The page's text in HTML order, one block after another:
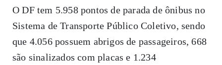
O DF tem 5.958 pontos de parada de ônibus no
Sistema de Transporte Público Coletivo, sendo
que 4.056 possuem abrigos de passageiros, 668
são sinalizados com placas e 1.234